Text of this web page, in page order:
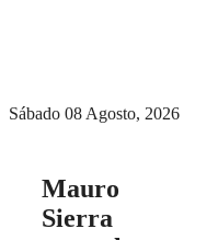
Sábado 08 Agosto, 2026
Mauro
Sierra